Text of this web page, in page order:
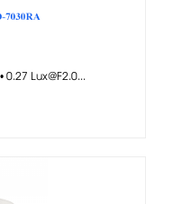
Lux@F2.0...